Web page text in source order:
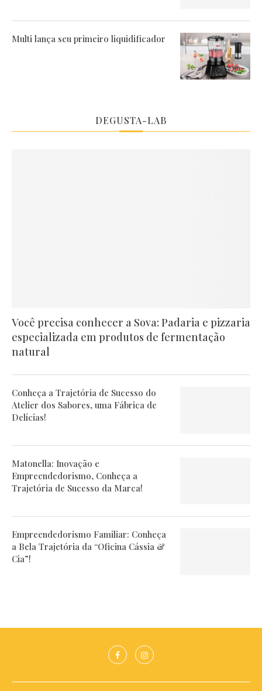
Multi lança seu primeiro liquidificador
DEGUSTA-LAB
Você precisa conhecer a Sova: Padaria e pizzaria
especializada em produtos de fermentação
natural
Conheça a Trajetória de Sucesso do
Atelier dos Sabores, uma Fábrica de
Delícias!
Matonella: Inovação e
Empreendedorismo, Conheça a
Trajetória de Sucesso da Marca!
Empreendedorismo Familiar: Conheça
a Bela Trajetória da “Oficina Cássia &
Cia”!